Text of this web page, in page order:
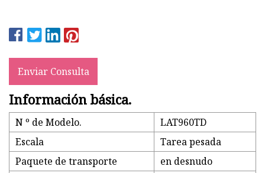
Enviar Consulta
Información básica.
N º de Modelo.
LAT960TD
Escala
Tarea pesada
Paquete de transporte
en desnudo